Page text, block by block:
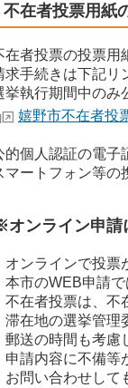
不在者投票用紙
者投票の投票用
手続きは下記リ
挙執行期間中のみ
嬉野市不在者投
個人認証の電子
ートフォン等の
ンライン申請
ンラインで投票
市のWEB申請で
在者投票は、不
地の選挙管理委
の時間も考慮し
請内容に不備等
い合わせしても